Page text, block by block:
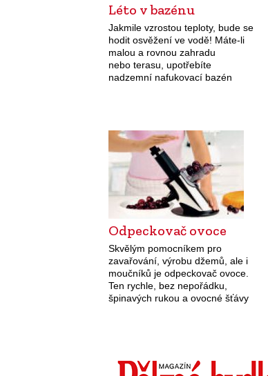
Léto v bazénu
Jakmile vzrostou teploty, bude se
hodit osvěžení ve vodě! Máte-li
malou a rovnou zahradu
nebo terasu, upotřebíte
nadzemní nafukovací bazén
jednoduchou instalaci na rovné…
Odpeckovač ovoce
Skvělým pomocníkem pro
zavařování, výrobu džemů, ale i
moučníků je odpeckovač ovoce.
Ten rychle, bez nepořádku,
špinavých rukou a ovocné šťávy